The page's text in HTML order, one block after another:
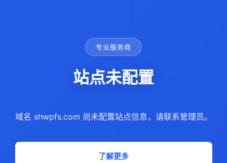
专业服务商
站点未配置
域名 shwpfs.com 尚未配置站点信息，请联系管理员。
了解更多